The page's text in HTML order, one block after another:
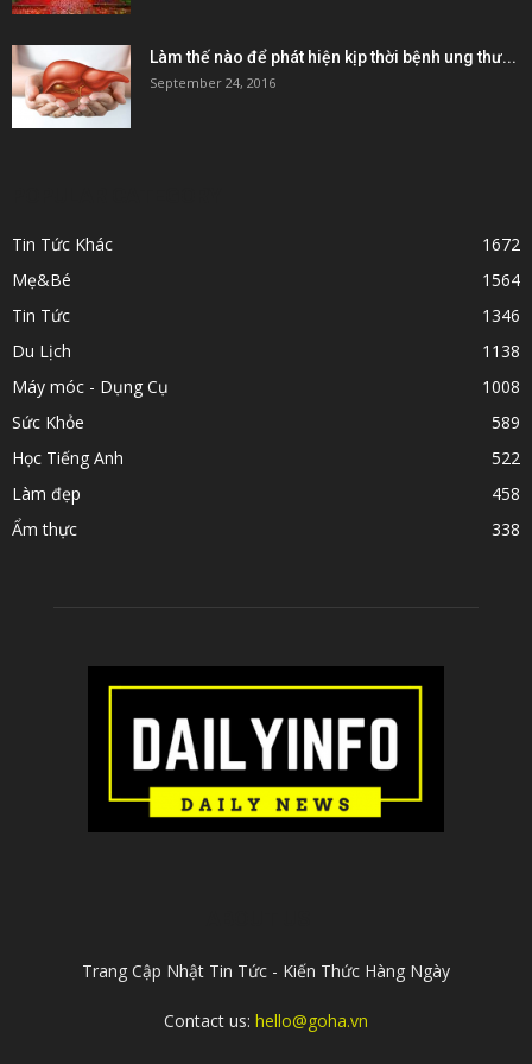
Làm thế nào để phát hiện kịp thời bệnh ung thư...
September 24, 2016
Tin Tức Khác
1672
Mẹ&Bé
1564
Tin Tức
1346
Du Lịch
1138
Máy móc - Dụng Cụ
1008
Sức Khỏe
589
Học Tiếng Anh
522
Làm đẹp
458
Ẩm thực
338
Trang Cập Nhật Tin Tức - Kiến Thức Hàng Ngày
Contact us: hello@goha.vn